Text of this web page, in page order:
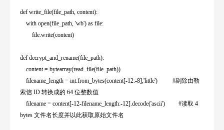
def write_file(file_path, content):
with open(file_path, 'wb') as file:
file.write(content)
def decrypt_and_rename(file_path):
content = bytearray(read_file(file_path))
filename_length = int.from_bytes(content[-12:-8],'little') #剔除由勒
索信 ID 转换成的 64 位整数值
filename = content[-12-filename_length:-12].decode('ascii') #读取 4
bytes 文件名长度并以此获取原始文件名